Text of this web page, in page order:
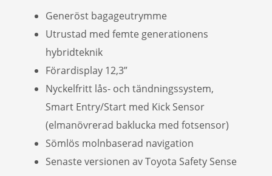
Generöst bagageutrymme
Utrustad med femte generationens
hybridteknik
Förardisplay 12,3”
Nyckelfritt lås- och tändningssystem,
Smart Entry/Start med Kick Sensor
(elmanövrerad baklucka med fotsensor)
Sömlös molnbaserad navigation
Senaste versionen av Toyota Safety Sense